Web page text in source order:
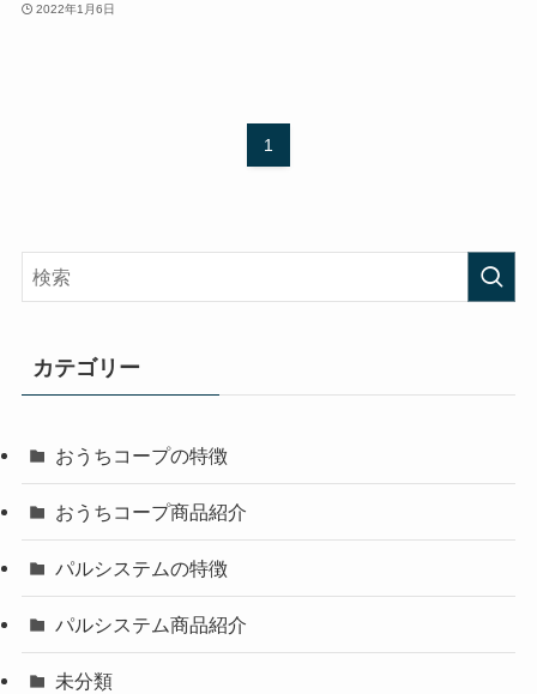
2022年1月6日
1
カテゴリー
おうちコープの特徴
おうちコープ商品紹介
パルシステムの特徴
パルシステム商品紹介
未分類